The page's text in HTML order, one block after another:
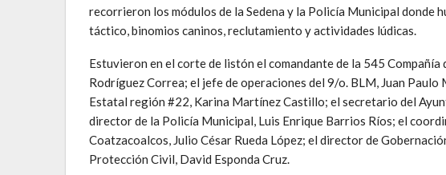
recorrieron los módulos de la Sedena y la Policía Municipal donde
táctico, binomios caninos, reclutamiento y actividades lúdicas.
Estuvieron en el corte de listón el comandante de la 545 Compañía
Rodríguez Correa; el jefe de operaciones del 9/o. BLM, Juan
Estatal región #22, Karina Martínez Castillo; el secretario del
director de la Policía Municipal, Luis Enrique Barrios Ríos; el
Coatzacoalcos, Julio César Rueda López; el director de
Protección Civil, David Esponda Cruz.